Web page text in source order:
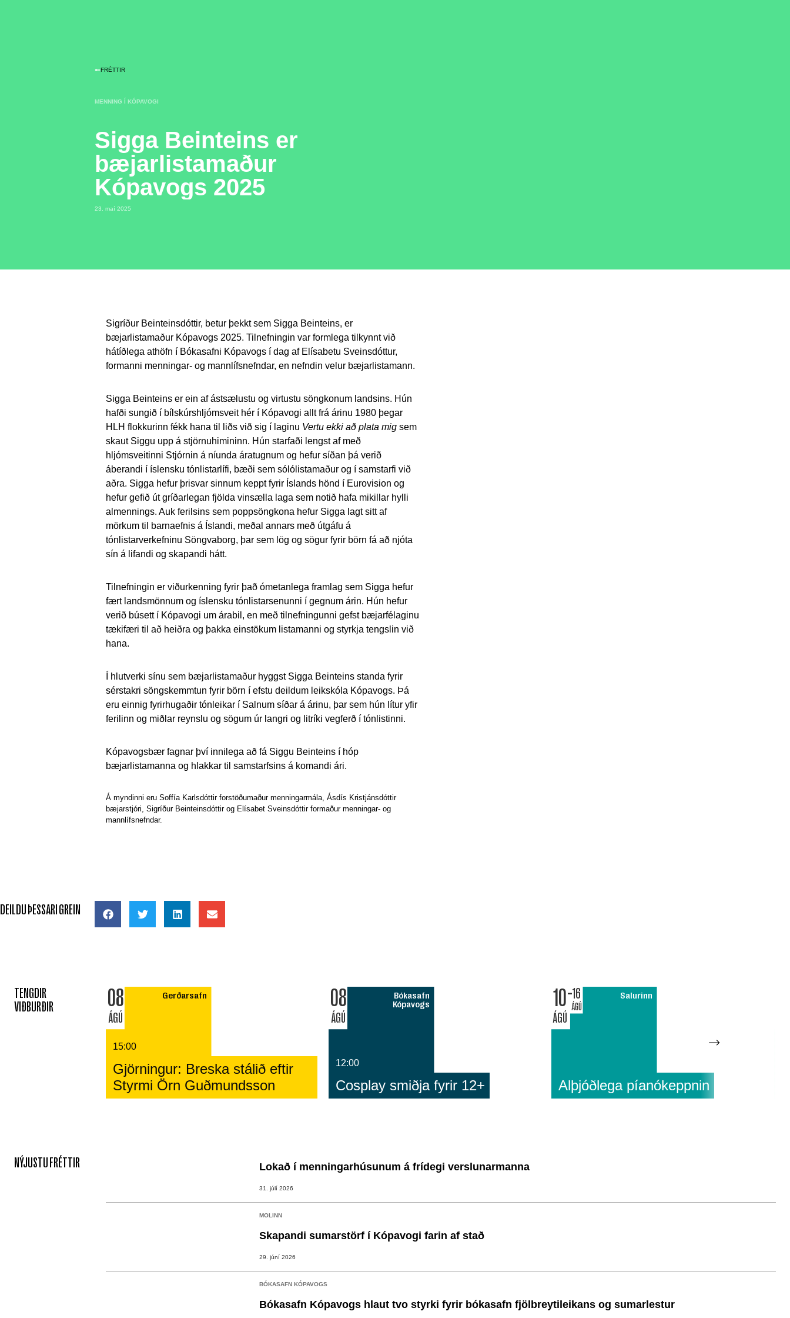
FRÉTTIR
MENNING Í KÓPAVOGI
Sigga Beinteins er
bæjarlistamaður
Kópavogs 2025
23. maí 2025
Sigríður Beinteinsdóttir, betur þekkt sem Sigga Beinteins, er
bæjarlistamaður Kópavogs 2025. Tilnefningin var formlega tilkynnt við
hátíðlega athöfn í Bókasafni Kópavogs í dag af Elísabetu Sveinsdóttur,
formanni menningar- og mannlífsnefndar, en nefndin velur bæjarlistamann.
Sigga Beinteins er ein af ástsælustu og virtustu söngkonum landsins. Hún
hafði sungið í bílskúrshljómsveit hér í Kópavogi allt frá árinu 1980 þegar
HLH flokkurinn fékk hana til liðs við sig í laginu Vertu ekki að plata migsem
skaut Siggu upp á stjörnuhimininn. Hún starfaði lengst af með
hljómsveitinni Stjórnin á níunda áratugnum og hefur síðan þá verið
áberandi í íslensku tónlistarlífi, bæði sem sólólistamaður og í samstarfi við
aðra. Sigga hefur þrisvar sinnum keppt fyrir Íslands hönd í Eurovision og
hefur gefið út gríðarlegan fjölda vinsælla laga sem notið hafa mikillar hylli
almennings. Auk ferilsins sem poppsöngkona hefur Sigga lagt sitt af
mörkum til barnaefnis á Íslandi, meðal annars með útgáfu á
tónlistarverkefninu Söngvaborg, þar sem lög og sögur fyrir börn fá að njóta
sín á lifandi og skapandi hátt.
Tilnefningin er viðurkenning fyrir það ómetanlega framlag sem Sigga hefur
fært landsmönnum og íslensku tónlistarsenunni í gegnum árin. Hún hefur
verið búsett í Kópavogi um árabil, en með tilnefningunni gefst bæjarfélaginu
tækifæri til að heiðra og þakka einstökum listamanni og styrkja tengslin við
hana.
Í hlutverki sínu sem bæjarlistamaður hyggst Sigga Beinteins standa fyrir
sérstakri söngskemmtun fyrir börn í efstu deildum leikskóla Kópavogs. Þá
eru einnig fyrirhugaðir tónleikar í Salnum síðar á árinu, þar sem hún lítur yfir
ferilinn og miðlar reynslu og sögum úr langri og litríki vegferð í tónlistinni.
Kópavogsbær fagnar því innilega að fá Siggu Beinteins í hóp
bæjarlistamanna og hlakkar til samstarfsins á komandi ári.
Á myndinni eru Soffía Karlsdóttir forstöðumaður menningarmála, Ásdís Kristjánsdóttir
bæjarstjóri, Sigríður Beinteinsdóttir og Elísabet Sveinsdóttir formaður menningar- og
mannlífsnefndar.
DEILDU ÞESSARI GREIN
TENGDIR
VIÐBURÐIR
08
ÁGÚ
Gerðarsafn
15:00
Gjörningur: Breska stálið eftir
Styrmi Örn Guðmundsson
08
ÁGÚ
Bókasafn
Kópavogs
12:00
Cosplay smiðja fyrir 12+
10
ÁGÚ
16
ÁGÚ
Salurinn
Alþjóðlega píanókeppnin
NÝJUSTU FRÉTTIR Lokað í menningarhúsunum á frídegi verslunarmanna
31. júlí 2026
MOLINN
Skapandi sumarstörf í Kópavogi farin af stað
29. júní 2026
BÓKASAFN KÓPAVOGS
Bókasafn Kópavogs hlaut tvo styrki fyrir bókasafn fjölbreytileikans og sumarlestur